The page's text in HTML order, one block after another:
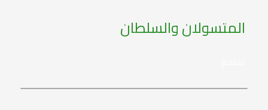
المتسولان والسلطان